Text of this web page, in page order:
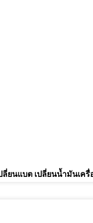
ลี่ยนแบต เปลี่ยนน้ำมันเค